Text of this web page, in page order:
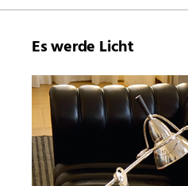
Es werde Licht